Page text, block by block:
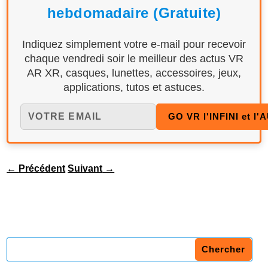
hebdomadaire (Gratuite)
Indiquez simplement votre e-mail pour recevoir
chaque vendredi soir le meilleur des actus VR
AR XR, casques, lunettes, accessoires, jeux,
applications, tutos et astuces.
← Précédent Suivant →